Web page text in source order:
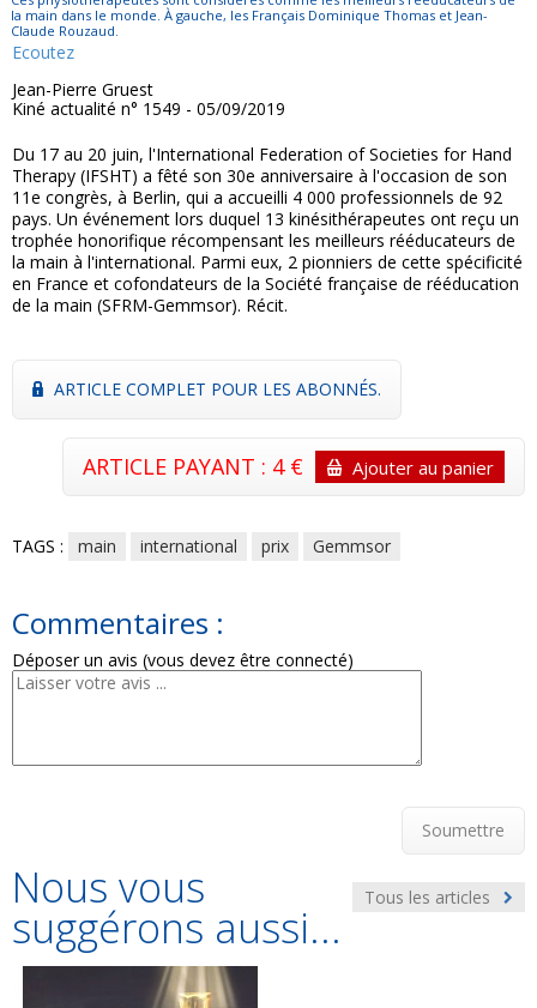
la main dans le monde. À gauche, les Français Dominique Thomas et Jean-
Claude Rouzaud.
Ecoutez
Jean-Pierre Gruest
Kiné actualité n° 1549 - 05/09/2019
Du 17 au 20 juin, l'International Federation of Societies for Hand
Therapy (IFSHT) a fêté son 30e anniversaire à l'occasion de son
11e congrès, à Berlin, qui a accueilli 4 000 professionnels de 92
pays. Un événement lors duquel 13 kinésithérapeutes ont reçu un
trophée honorifique récompensant les meilleurs rééducateurs de
la main à l'international. Parmi eux, 2 pionniers de cette spécificité
en France et cofondateurs de la Société française de rééducation
de la main (SFRM-Gemmsor). Récit.
ARTICLE COMPLET POUR LES ABONNÉS.
ARTICLE PAYANT : 4 € Ajouter au panier
TAGS : main international prix Gemmsor
Commentaires :
Déposer un avis (vous devez être connecté)
Soumettre
Tous les articles
Nous vous
suggérons aussi...